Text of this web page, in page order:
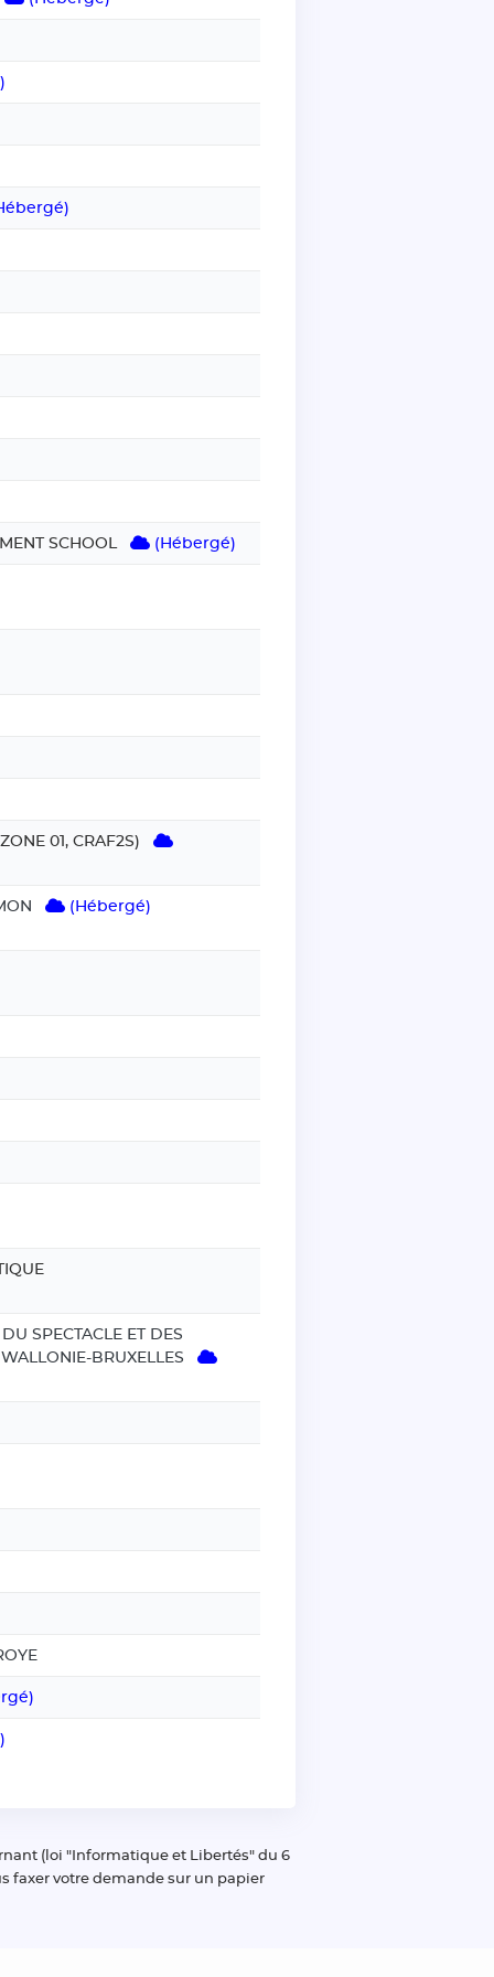
SCHOOL (Hébergé)
01, CRAF2S)
(Hébergé)
SPECTACLE ET DES
BRUXELLES
(loi "Informatique et Libertés" du 6
faxer votre demande sur un papier